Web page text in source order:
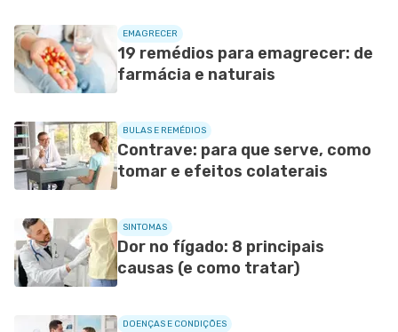
EMAGRECER
19 remédios para emagrecer: de
farmácia e naturais
BULAS E REMÉDIOS
Contrave: para que serve, como
tomar e efeitos colaterais
SINTOMAS
Dor no fígado: 8 principais
causas (e como tratar)
DOENÇAS E CONDIÇÕES